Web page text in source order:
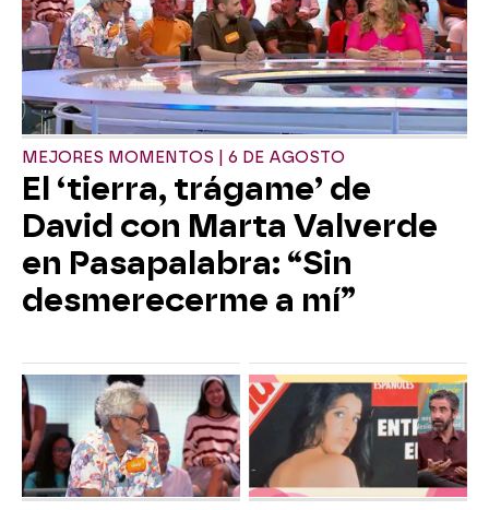
MEJORES MOMENTOS | 6 DE AGOSTO
El ‘tierra, trágame’ de
David con Marta Valverde
en Pasapalabra: “Sin
desmerecerme a mí”